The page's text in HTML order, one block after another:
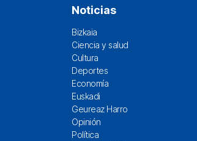
Noticias
Bizkaia
Ciencia y salud
Cultura
Deportes
Economía
Euskadi
Geureaz Harro
Opinión
Política